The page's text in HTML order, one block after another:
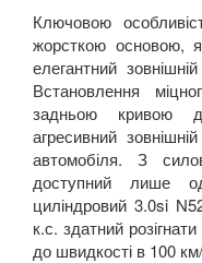
Ключовою
жорсткою основою,
елегантний
Встановлення
задньою кривою
агресивний
автомобіля. З
доступний лише
циліндровий 3.0si
к.с. здатний
до швидкості в 100